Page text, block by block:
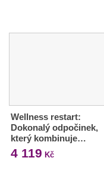
Wellness restart:
Dokonalý odpočinek,
který kombinuje…
4 119 Kč